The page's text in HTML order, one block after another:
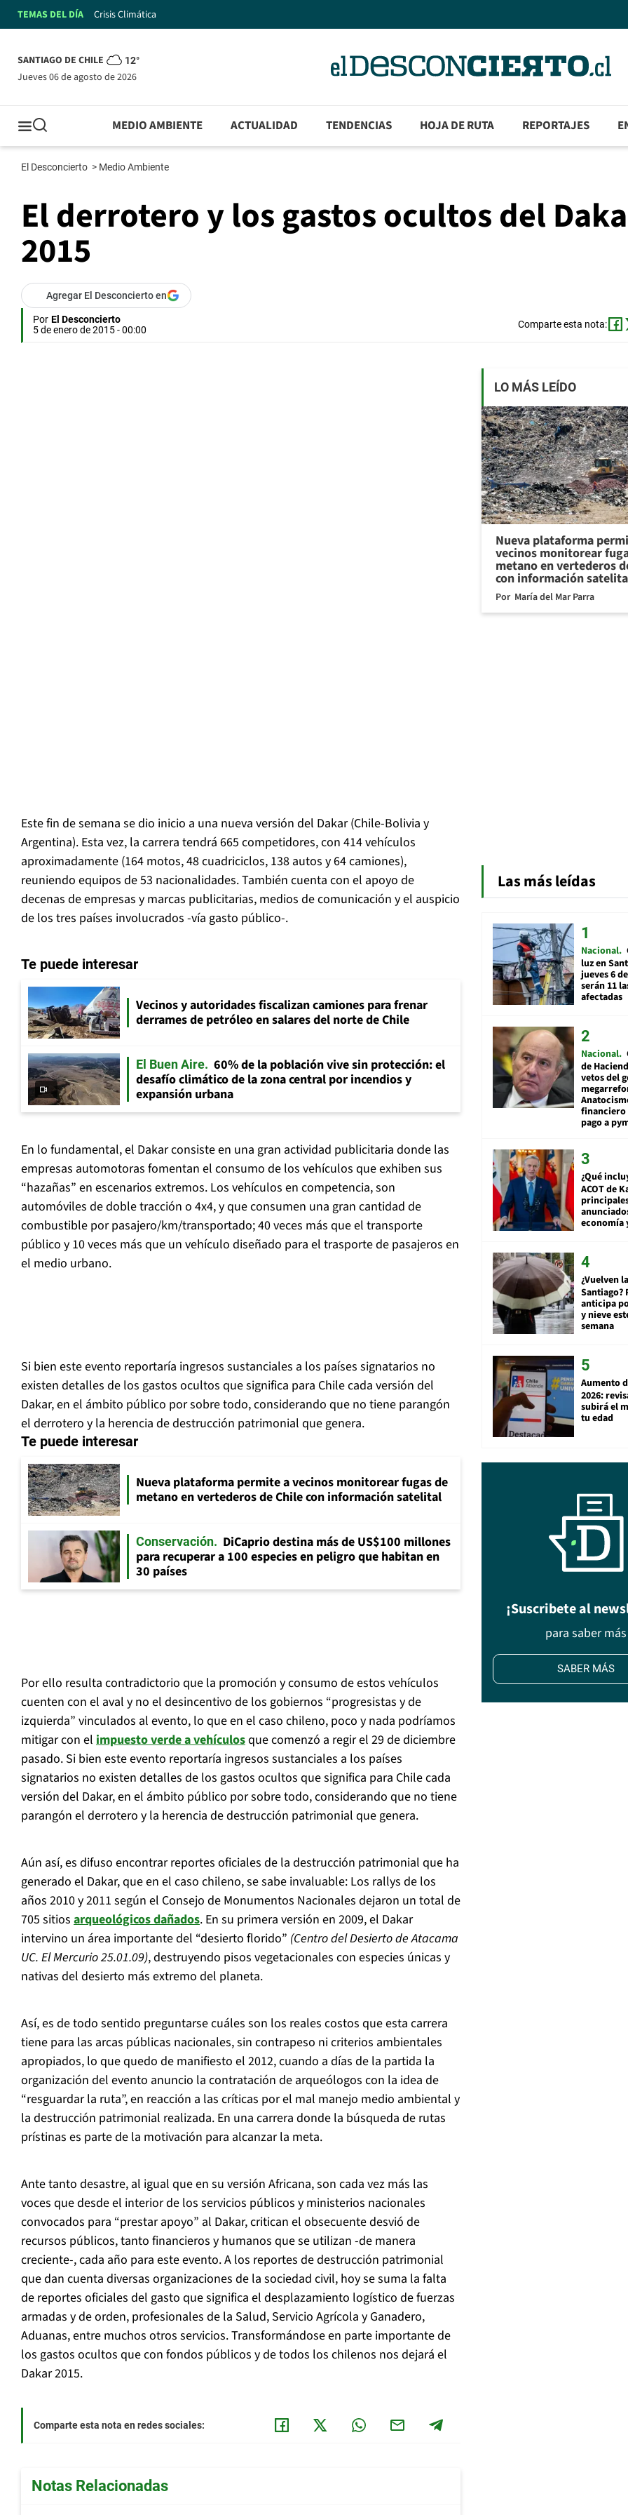
TEMAS DEL DÍA Crisis Climática
SANTIAGO DE CHILE 12°
jueves 06 de agosto de 2026
MEDIO AMBIENTE ACTUALIDAD TENDENCIAS HOJA DE RUTA REPORTAJES
El Desconcierto > Medio Ambiente
El derrotero y los gastos ocultos del
2015
Agregar El Desconcierto en
Por El Desconcierto
5 de enero de 2015 - 00:00
Comparte esta nota:
Este fin de semana se dio inicio a una nueva versión del Dakar (Chile-Bolivia y
Argentina). Esta vez, la carrera tendrá 665 competidores, con 414 vehículos
aproximadamente (164 motos, 48 cuadriciclos, 138 autos y 64 camiones),
reuniendo equipos de 53 nacionalidades. También cuenta con el apoyo de
decenas de empresas y marcas publicitarias, medios de comunicación y el auspicio
de los tres países involucrados -vía gasto público-.
Te puede interesar
Vecinos y autoridades fiscalizan camiones para frenar
derrames de petróleo en salares del norte de Chile
El Buen Aire
60% de la población vive sin protección: el
desafío climático de la zona central por incendios y
expansión urbana
En lo fundamental, el Dakar consiste en una gran actividad publicitaria donde las
empresas automotoras fomentan el consumo de los vehículos que exhiben sus
“hazañas” en escenarios extremos. Los vehículos en competencia, son
automóviles de doble tracción o 4x4, y que consumen una gran cantidad de
combustible por pasajero/km/transportado; 40 veces más que el transporte
público y 10 veces más que un vehículo diseñado para el trasporte de pasajeros en
el medio urbano.
Si bien este evento reportaría ingresos sustanciales a los países signatarios no
existen detalles de los gastos ocultos que significa para Chile cada versión del
Dakar, en el ámbito público por sobre todo, considerando que no tiene parangón
el derrotero y la herencia de destrucción patrimonial que genera.
Te puede interesar
Nueva plataforma permite a vecinos monitorear fugas de
metano en vertederos de Chile con información satelital
Conservación
DiCaprio destina más de US$100 millones
para recuperar a 100 especies en peligro que habitan en
30 países
Por ello resulta contradictorio que la promoción y consumo de estos vehículos
cuenten con el aval y no el desincentivo de los gobiernos “progresistas y de
izquierda” vinculados al evento, lo que en el caso chileno, poco y nada podríamos
mitigar con el impuesto verde a vehículosque comenzó a regir el 29 de diciembre
pasado. Si bien este evento reportaría ingresos sustanciales a los países
signatarios no existen detalles de los gastos ocultos que significa para Chile cada
versión del Dakar, en el ámbito público por sobre todo, considerando que no tiene
parangón el derrotero y la herencia de destrucción patrimonial que genera.
Aún así, es difuso encontrar reportes oficiales de la destrucción patrimonial que ha
generado el Dakar, que en el caso chileno, se sabe invaluable: Los rallys de los
años 2010 y 2011 según el Consejo de Monumentos Nacionales dejaron un total de
705 sitios arqueológicos dañados. En su primera versión en 2009, el Dakar
intervino un área importante del “desierto florido” (Centro del Desierto de Atacama
UC. El Mercurio 25.01.09), destruyendo pisos vegetacionales con especies únicas y
nativas del desierto más extremo del planeta.
Así, es de todo sentido preguntarse cuáles son los reales costos que esta carrera
tiene para las arcas públicas nacionales, sin contrapeso ni criterios ambientales
apropiados, lo que quedo de manifiesto el 2012, cuando a días de la partida la
organización del evento anuncio la contratación de arqueólogos con la idea de
“resguardar la ruta”, en reacción a las críticas por el mal manejo medio ambiental y
la destrucción patrimonial realizada. En una carrera donde la búsqueda de rutas
prístinas es parte de la motivación para alcanzar la meta.
Ante tanto desastre, al igual que en su versión Africana, son cada vez más las
voces que desde el interior de los servicios públicos y ministerios nacionales
convocados para “prestar apoyo” al Dakar, critican el obsecuente desvió de
recursos públicos, tanto financieros y humanos que se utilizan -de manera
creciente-, cada año para este evento. A los reportes de destrucción patrimonial
que dan cuenta diversas organizaciones de la sociedad civil, hoy se suma la falta
de reportes oficiales del gasto que significa el desplazamiento logístico de fuerzas
armadas y de orden, profesionales de la Salud, Servicio Agrícola y Ganadero,
Aduanas, entre muchos otros servicios. Transformándose en parte importante de
los gastos ocultos que con fondos públicos y de todos los chilenos nos dejará el
Dakar 2015.
Comparte esta nota en redes sociales:
Notas Relacionadas
LO MÁS LEÍDO
Nueva plataforma
vecinos monitorear
metano en vertederos
con información
Por María del Mar Parra
Las más leídas
Nacional
luz en
jueves 6
serán 11
afectadas
Nacional
de
vetos del
financiero
pago a
¿Qué
ACOT de
economía
¿Vuelven
Santiago?
anticipa
y nieve
semana
Aumento
2026:
subirá el
tu edad
¡Suscribete al
para saber más
SABER MÁS